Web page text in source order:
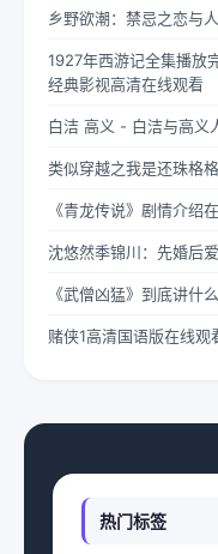
乡野欲潮：禁忌之恋与
1927年西游记全集播放
经典影视高清在线观看
白洁 高义 - 白洁与高义
类似穿越之我是还珠格
《青龙传说》剧情介绍
沈悠然季锦川：先婚后
《武僧凶猛》到底讲什
赌侠1高清国语版在线
热门标签